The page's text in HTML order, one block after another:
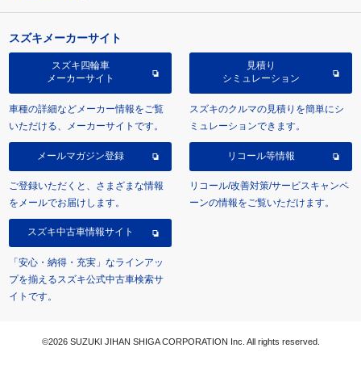
スズキメーカーサイト
スズキ四輪車
メーカーサイト
車種の詳細などメーカー情報をご覧
いただける、メーカーサイトです。
見積り
シミュレーション
スズキのクルマの見積りを簡単にシ
ミュレーションできます。
メールマガジン登録
ご登録いただくと、さまざまな情報
をメールでお届けします。
リコール等情報
リコール/改善対策/サービスキャンペ
ーンの情報をご覧いただけます。
スズキ中古車情報サイト
「安心・納得・充実」なラインアッ
プを揃えるスズキ公式中古車検索サ
イトです。
©2026 SUZUKI JIHAN SHIGA CORPORATION Inc. All rights reserved.